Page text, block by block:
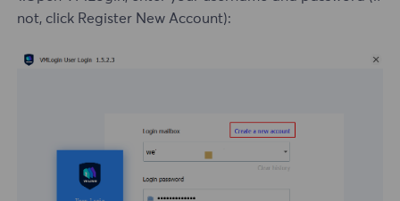
not, click Register New Account):